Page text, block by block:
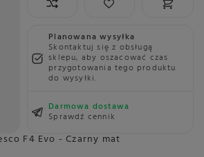
Planowana wysyłka
Skontaktuj się z obsługą
sklepu, aby oszacować czas
przygotowania tego produktu
do wysyłki.
Darmowa dostawa
Sprawdź cennik
F4 Evo - Czarny mat